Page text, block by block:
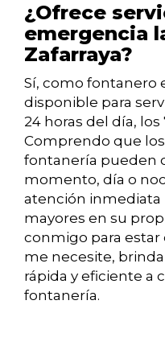
¿Ofrece
emergencia
Zafarraya?
Sí, como fontanero
disponible para
24 horas del día, los
Comprendo que
fontanería pueden
momento, día o
atención inmediata
mayores en su
conmigo para
me necesite,
rápida y eficiente a
fontanería.